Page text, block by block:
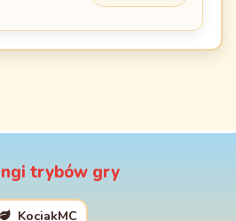
trybów gry
KociakMC